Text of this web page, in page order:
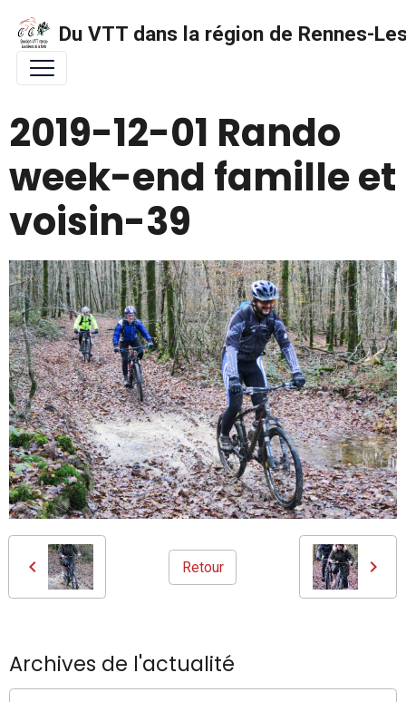
Du VTT dans la région de Rennes-
2019-12-01 Rando
week-end famille et
voisin-39
Retour
Archives de l'actualité